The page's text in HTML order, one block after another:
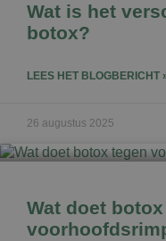
Wat is het
botox?
LEES HET BLOGBERICHT
26 augustus 2025
Wat doet